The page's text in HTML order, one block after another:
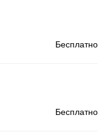
Бесплатно
Бесплатно